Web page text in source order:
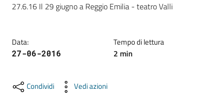
Orientamento
e
Innovazione
27.6.16 Il 29 giugno a Reggio Emilia - teatro Valli
Data:
27-06-2016
Tempo di lettura
2 min
Condividi Vedi azioni